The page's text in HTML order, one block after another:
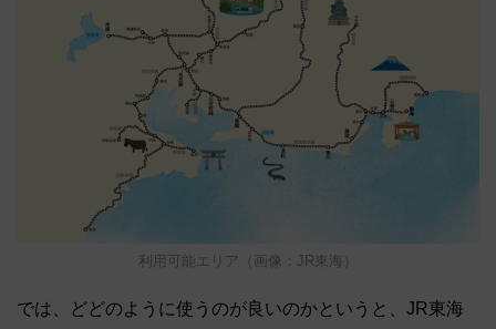
利用可能エリア（画像：JR東海）
では、どどのように使うのが良いのかというと、JR東海